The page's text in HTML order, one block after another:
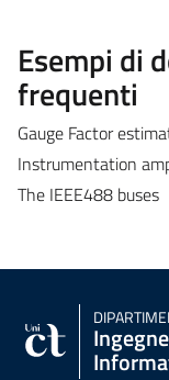
Esempi di
frequenti
Gauge Factor
Instrumentation
The IEEE488 buses